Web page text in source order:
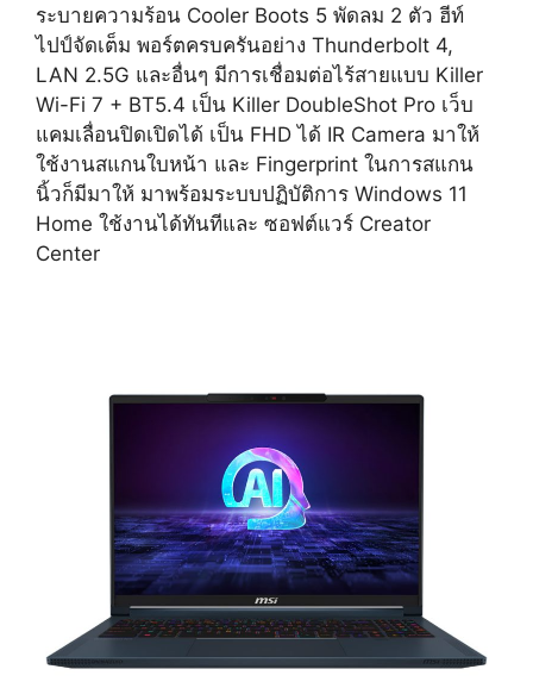
ระบายความร้อน Cooler Boots 5 พัดลม 2 ตัว ฮีท์
ไปป์จัดเต็ม พอร์ตครบครันอย่าง Thunderbolt 4,
LAN 2.5G และอื่นๆ มีการเชื่อมต่อไร้สายแบบ Killer
Wi-Fi 7 + BT5.4 เป็น Killer DoubleShot Pro เว็บ
แคมเลื่อนปิดเปิดได้ เป็น FHD ได้ IR Camera มาให้
ใช้งานสแกนใบหน้า และ Fingerprint ในการสแกน
นิ้วก็มีมาให้ มาพร้อมระบบปฏิบัติการ Windows 11
Home ใช้งานได้ทันทีและ ซอฟต์แวร์ Creator
Center